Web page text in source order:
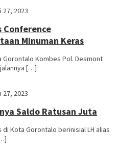
27, 2023
Conference
Minuman Keras
Gorontalo Kombes Pol. Desmont
jalannya […]
27, 2023
Saldo Ratusan Juta
di Kota Gorontalo berinisial LH alias